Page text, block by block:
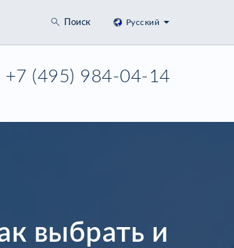
+7 (495) 984-04-14
Русский
Поиск
выбрать и